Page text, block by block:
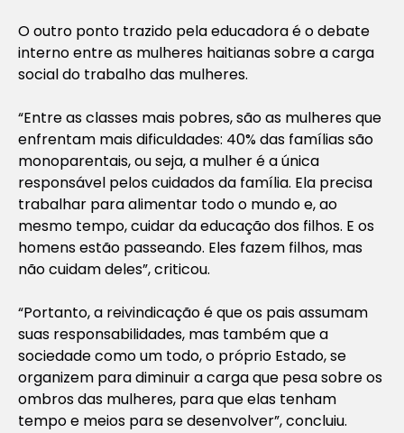
O outro ponto trazido pela educadora é o debate
interno entre as mulheres haitianas sobre a carga
social do trabalho das mulheres.
“Entre as classes mais pobres, são as mulheres que
enfrentam mais dificuldades: 40% das famílias são
monoparentais, ou seja, a mulher é a única
responsável pelos cuidados da família. Ela precisa
trabalhar para alimentar todo o mundo e, ao
mesmo tempo, cuidar da educação dos filhos. E os
homens estão passeando. Eles fazem filhos, mas
não cuidam deles”, criticou.
“Portanto, a reivindicação é que os pais assumam
suas responsabilidades, mas também que a
sociedade como um todo, o próprio Estado, se
organizem para diminuir a carga que pesa sobre os
ombros das mulheres, para que elas tenham
tempo e meios para se desenvolver”, concluiu.